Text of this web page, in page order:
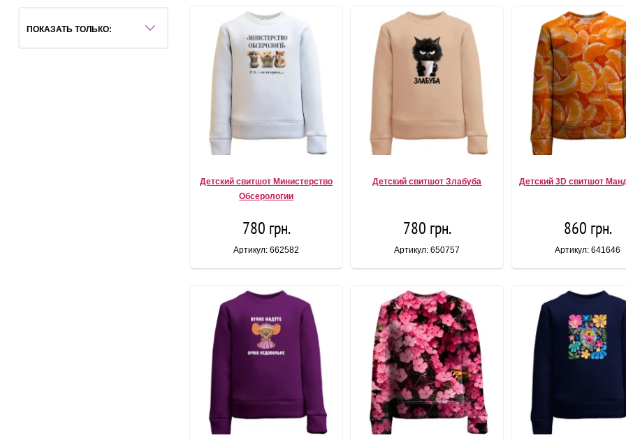
Детский свитшот Министерство
Обсерологии
780 грн.
Артикул: 662582
Детский свитшот Злабуба
780 грн.
Артикул: 650757
Детский 3D свитшот
860 грн.
Артикул: 641646
ПОКАЗАТЬ ТОЛЬКО: